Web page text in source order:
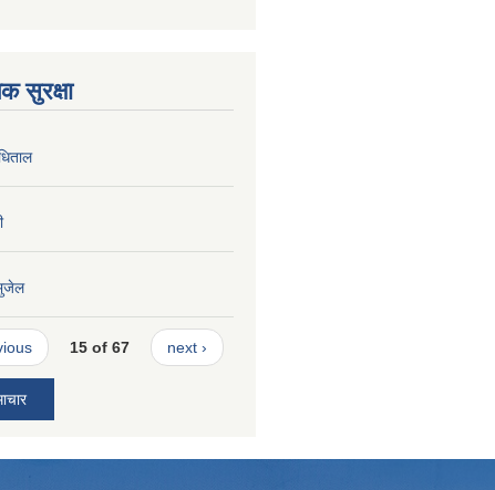
सुरक्षा
15 of 67 next ›